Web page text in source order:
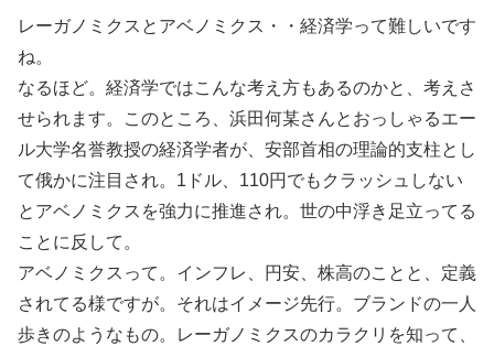
レーガノミクスとアベノミクス・・経済学って難しいです
ね。
なるほど。経済学ではこんな考え方もあるのかと、考えさ
せられます。このところ、浜田何某さんとおっしゃるエー
ル大学名誉教授の経済学者が、安部首相の理論的支柱とし
て俄かに注目され。1ドル、110円でもクラッシュしない
とアベノミクスを強力に推進され。世の中浮き足立ってる
ことに反して。
アベノミクスって。インフレ、円安、株高のことと、定義
されてる様ですが。それはイメージ先行。ブランドの一人
歩きのようなもの。レーガノミクスのカラクリを知って、